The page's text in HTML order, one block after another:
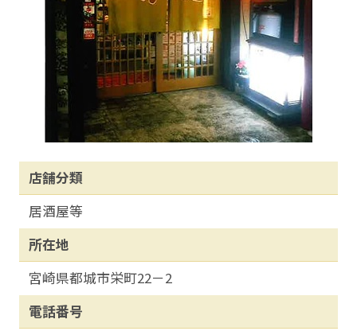
店舗分類
居酒屋等
所在地
宮崎県都城市栄町22－2
電話番号